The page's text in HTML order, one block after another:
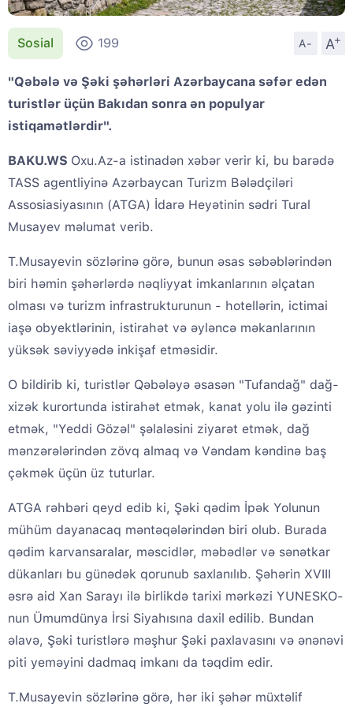
Sosial 199 A- A
+
"Qəbələ və Şəki şəhərləri Azərbaycana səfər edən
turistlər üçün Bakıdan sonra ən populyar
istiqamətlərdir".
BAKU.WS Oxu.Az-a istinadən xəbər verir ki, bu barədə
TASS agentliyinə Azərbaycan Turizm Bələdçiləri
Assosiasiyasının (ATGA) İdarə Heyətinin sədri Tural
Musayev məlumat verib.
T.Musayevin sözlərinə görə, bunun əsas səbəblərindən
biri həmin şəhərlərdə nəqliyyat imkanlarının əlçatan
olması və turizm infrastrukturunun - hotellərin, ictimai
iaşə obyektlərinin, istirahət və əyləncə məkanlarının
yüksək səviyyədə inkişaf etməsidir.
O bildirib ki, turistlər Qəbələyə əsasən "Tufandağ" dağ-
xizək kurortunda istirahət etmək, kanat yolu ilə gəzinti
etmək, "Yeddi Gözəl" şəlaləsini ziyarət etmək, dağ
mənzərələrindən zövq almaq və Vəndam kəndinə baş
çəkmək üçün üz tuturlar.
ATGA rəhbəri qeyd edib ki, Şəki qədim İpək Yolunun
mühüm dayanacaq məntəqələrindən biri olub. Burada
qədim karvansaralar, məscidlər, məbədlər və sənətkar
dükanları bu günədək qorunub saxlanılıb. Şəhərin XVIII
əsrə aid Xan Sarayı ilə birlikdə tarixi mərkəzi YUNESKO-
nun Ümumdünya İrsi Siyahısına daxil edilib. Bundan
əlavə, Şəki turistlərə məşhur Şəki paxlavasını və ənənəvi
piti yeməyini dadmaq imkanı da təqdim edir.
T.Musayevin sözlərinə görə, hər iki şəhər müxtəlif